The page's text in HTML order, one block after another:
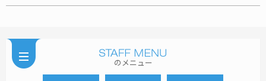
のメニュー